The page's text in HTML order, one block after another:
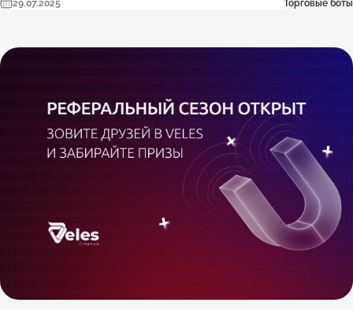
29.07.2025 Торговые боты